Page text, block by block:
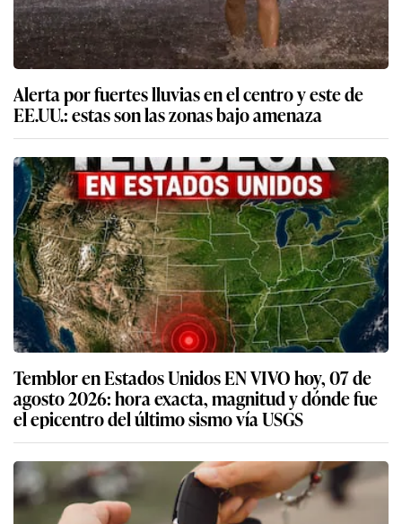
Alerta por fuertes lluvias en el centro y este de
EE.UU.: estas son las zonas bajo amenaza
Temblor en Estados Unidos EN VIVO hoy, 07 de
agosto 2026: hora exacta, magnitud y dónde fue
el epicentro del último sismo vía USGS